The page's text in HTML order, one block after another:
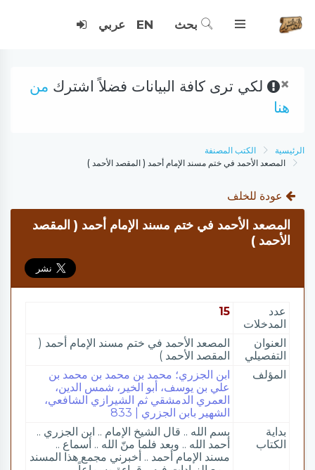
بحث EN عربي
× لكي ترى كافة البيانات فضلاً اشترك من
هنا
الرئيسية
الكتب المصنفة
المصعد الأحمد في ختم مسند الإمام أحمد ( المقصد الأحمد )
عودة للخلف
المصعد الأحمد في ختم مسند الإمام أحمد ( المقصد
الأحمد )
عدد
المدخلات
15
العنوان
التفصيلي
المصعد الأحمد في ختم مسند الإمام أحمد (
المقصد الأحمد )
المؤلف
ابن الجزري؛ محمد بن محمد بن محمد بن
علي بن يوسف، أبو الخير، شمس الدين،
العمري الدمشقي ثم الشيرازي الشافعي،
الشهير بابن الجزري | 833
بداية
الكتاب
بسم الله .. قال الشيخ الإمام .. ابن الجزري ..
أحمد الله .. وبعد فلما منّ الله .. أسماع ..
مسند الإمام أحمد .. أخبرني مجمع هذا المسند